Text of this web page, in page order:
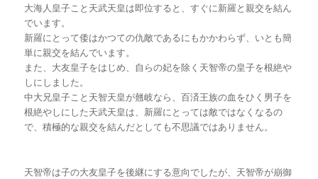
大海人皇子こと天武天皇は即位すると、すぐに新羅と親交を結ん
でいます。
新羅にとって倭はかつての仇敵であるにもかかわらず、いとも簡
単に親交を結んでいます。
また、大友皇子をはじめ、自らの妃を除く天智帝の皇子を根絶や
しにしました。
中大兄皇子こと天智天皇が翹岐なら、百済王族の血をひく男子を
根絶やしにした天武天皇は、新羅にとっては敵ではなくなるの
で、積極的な親交を結んだとしても不思議ではありません。
天智帝は子の大友皇子を後継にする意向でしたが、天智帝が崩御